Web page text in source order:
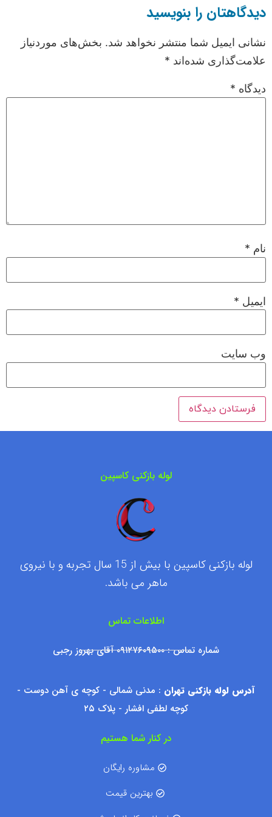
دیدگاهتان را بنویسید
نشانی ایمیل شما منتشر نخواهد شد. بخش‌های موردنیاز
علامت‌گذاری شده‌اند *
دیدگاه *
نام *
ایمیل *
وب‌ سایت
لوله بازکنی کاسپین
لوله بازکنی کاسپین با بیش از 15 سال تجربه و با نیروی
ماهر می باشد.
اطلاعات تماس
شماره تماس : ۰۹۱۲۷۶۰۹۵۰۰ آقای بهروز رجبی
آدرس لوله بازکنی تهران : مدنی شمالی - کوچه ی آهن دوست -
کوچه لطفی افشار - پلاک ۲۵
در کنار شما هستیم
مشاوره رایگان
بهترین قیمت